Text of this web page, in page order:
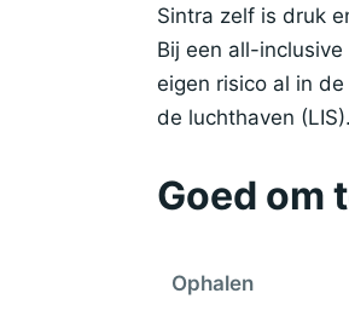
Sintra zelf is druk
Bij een all-
eigen risico al in
de luchthaven (LIS).
Goed om
Ophalen